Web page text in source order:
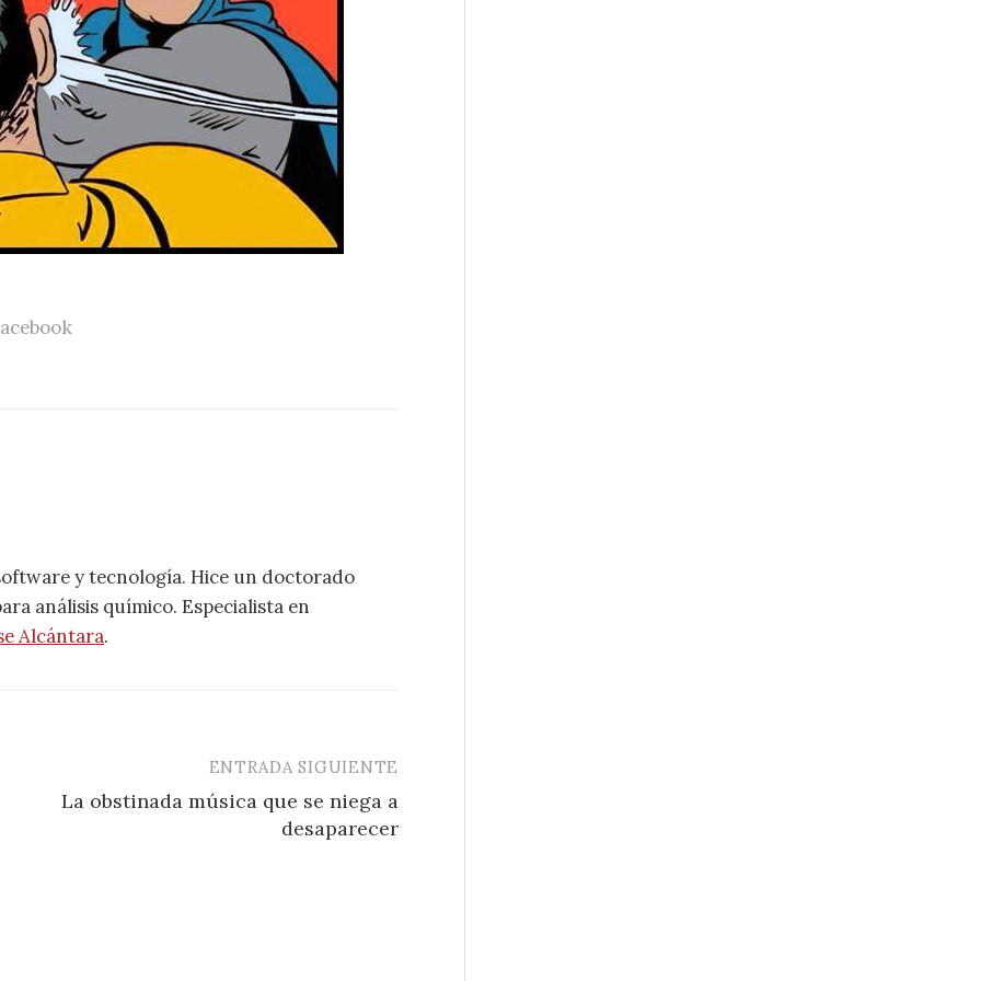
y tecnología. Hice un doctorado
análisis químico. Especialista en
Alcántara.
ENTRADA SIGUIENTE
La obstinada música que se niega a
desaparecer